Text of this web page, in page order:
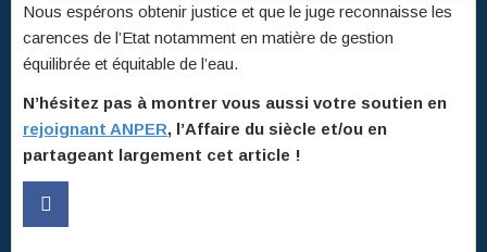
Nous espérons obtenir justice et que le juge reconnaisse les
carences de l’Etat notamment en matière de gestion
équilibrée et équitable de l’eau.
N’hésitez pas à montrer vous aussi votre soutien en
rejoignant ANPER, l’Affaire du siècle et/ou en
partageant largement cet article !